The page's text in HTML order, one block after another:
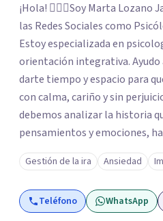
¡Hola! 🙋🏼‍♀️Soy Marta Lozano
las Redes Sociales como
Estoy especializada en psicología clínica y
orientación integrativa. Ayudo a las personas como tú, a
darte tiempo y espacio para que te mires hacia dentro
con calma, cariño y sin
debemos analizar la historia que te cuentan tus
pensamientos y emociones, hallando tus qués, tus
cómos, tus porqués, tus cuándos y tus dóndes a lo largo
de tu vida. Así, podrás desenredar el lío que es vivir, podrás
aceptar quien eres: un ser humano que siente, que piensa
y que hace; un ser que se contradice, que tiene dudas y que
Gestión de la ira Ansiedad
Teléfono WhatsApp